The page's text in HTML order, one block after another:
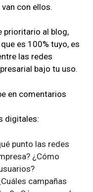
con ellos.
prioritario al blog,
es 100% tuyo, es
las redes
bajo tu uso.
en comentarios
digitales:
punto las redes
¿Cómo
campañas